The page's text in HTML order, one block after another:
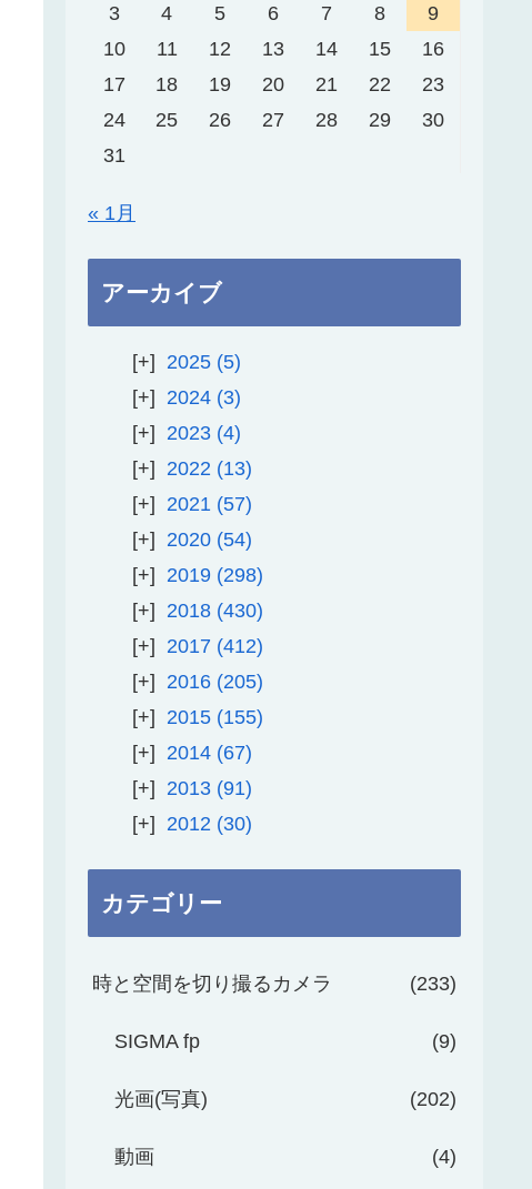
3
4 5 6 7 8
9
10
11 12 13 14 15
16
17
18 19 20 21 22
23
24
25 26 27 28 29
30
31
« 1月
アーカイブ
2025 5
2024 3
2023 4
2022
13
2021
57
2020 54
2019 298
2018 430
2017 412
2016 205
2015 155
2014 67
2013 91
2012
30
カテゴリー
時と空間を切り撮るカメラ 233
SIGMA fp 9
光画(写真) 202
動画 4